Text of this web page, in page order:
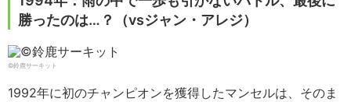
勝ったのは…？（vsジャン・アレジ）
©鈴鹿サーキット
1992年に初のチャンピオンを獲得したマンセルは、そのま